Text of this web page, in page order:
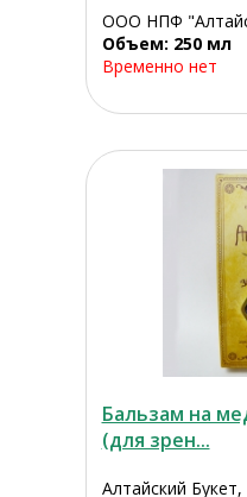
ООО НПФ
Объем: 250 мл
Временно нет
Бальзам на
(для зрен...
Алтайский Букет,